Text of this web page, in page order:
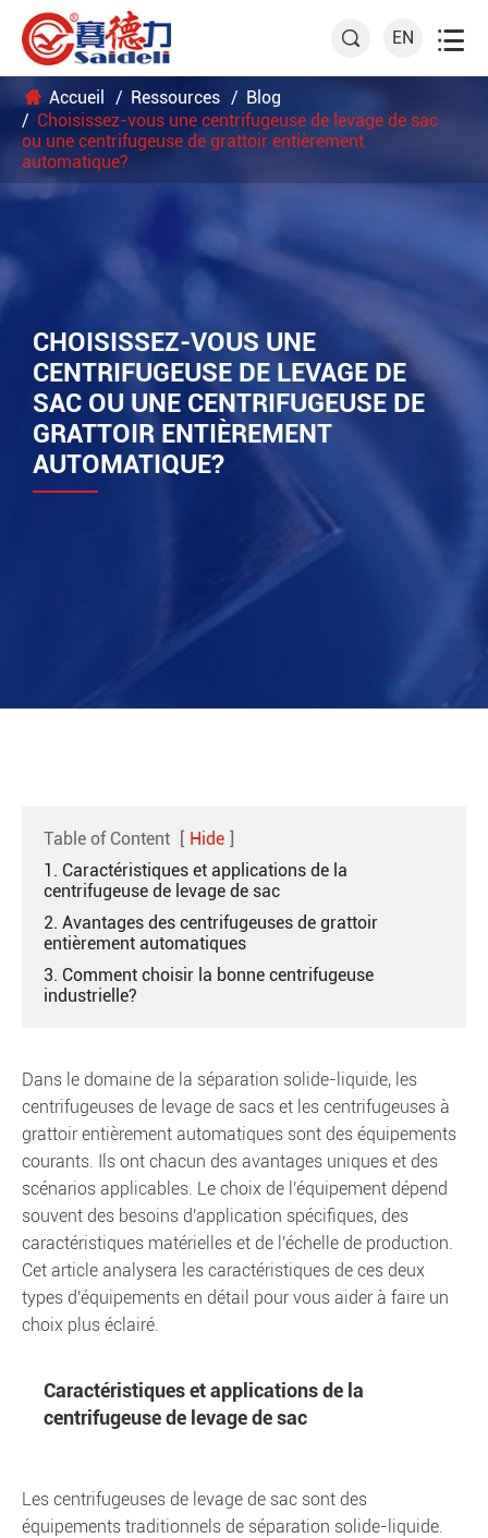
 EN 
Accueil Ressources
Blog
Choisissez-vous une centrifugeuse de levage de sac
ou une centrifugeuse de grattoir entièrement
automatique?
CHOISISSEZ-VOUS UNE
CENTRIFUGEUSE DE LEVAGE DE
SAC OU UNE CENTRIFUGEUSE DE
GRATTOIR ENTIÈREMENT
AUTOMATIQUE?
Table of Content [ Hide ]
1. Caractéristiques et applications de la
centrifugeuse de levage de sac
2. Avantages des centrifugeuses de grattoir
entièrement automatiques
3. Comment choisir la bonne centrifugeuse
industrielle?
Dans le domaine de la séparation solide-liquide, les
centrifugeuses de levage de sacs et les centrifugeuses à
grattoir entièrement automatiques sont des équipements
courants. Ils ont chacun des avantages uniques et des
scénarios applicables. Le choix de l'équipement dépend
souvent des besoins d'application spécifiques, des
caractéristiques matérielles et de l'échelle de production.
Cet article analysera les caractéristiques de ces deux
types d'équipements en détail pour vous aider à faire un
choix plus éclairé.
Caractéristiques et applications de la
centrifugeuse de levage de sac
Les centrifugeuses de levage de sac sont des
équipements traditionnels de séparation solide-liquide.